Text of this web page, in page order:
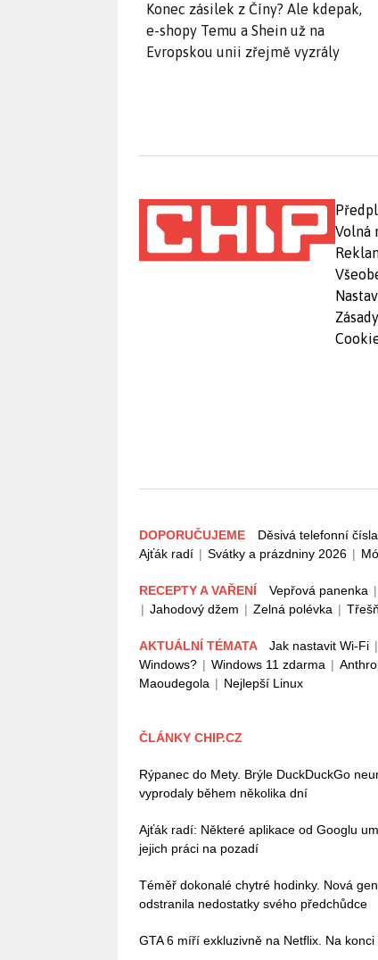
Konec zásilek z Číny? Ale kdepak,
e-shopy Temu a Shein už na
Evropskou unii zřejmě vyzrály
Volná
DOPORUČUJEME Děsivá telefonní čísla
Ajťák radí | Svátky a prázdniny 2026 |
RECEPTY A VAŘENÍ Vepřová panenka |
| Jahodový džem | Zelná polévka |
AKTUÁLNÍ TÉMATA Jak nastavit Wi-Fi |
Windows? | Windows 11 zdarma |
Maoudegola | Nejlepší Linux
ČLÁNKY CHIP.CZ
Rýpanec do Mety. Brýle DuckDuckGo
vyprodaly během několika dní
Ajťák radí: Některé aplikace od Googlu
jejich práci na pozadí
Téměř dokonalé chytré hodinky. Nová
odstranila nedostatky svého předchůdce
GTA 6 míří exkluzivně na Netflix. Na